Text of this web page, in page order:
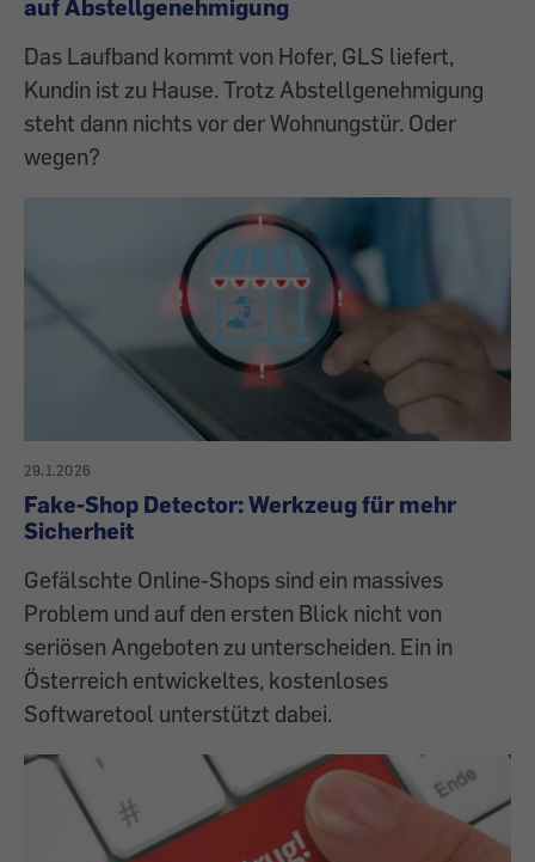
auf Abstellgenehmigung
Das Laufband kommt von Hofer, GLS liefert,
Kundin ist zu Hause. Trotz Abstellgenehmigung
steht dann nichts vor der Wohnungstür. Oder
wegen?
29.1.2026
Fake-Shop Detector: Werkzeug für mehr
Sicherheit
Gefälschte Online-Shops sind ein massives
Problem und auf den ersten Blick nicht von
seriösen Angeboten zu unterscheiden. Ein in
Österreich entwickeltes, kostenloses
Softwaretool unterstützt dabei.